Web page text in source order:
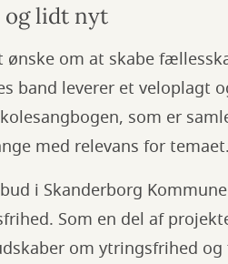
og lidt nyt
om at skabe
band leverer et veloplagt
som er
med relevans for temaet.
i Skanderborg
Som en del af
om ytringsfrihed